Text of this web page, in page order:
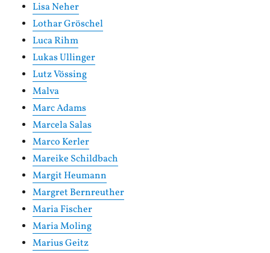
Lisa Neher
Lothar Gröschel
Luca Rihm
Lukas Ullinger
Lutz Vössing
Malva
Marc Adams
Marcela Salas
Marco Kerler
Mareike Schildbach
Margit Heumann
Margret Bernreuther
Maria Fischer
Maria Moling
Marius Geitz